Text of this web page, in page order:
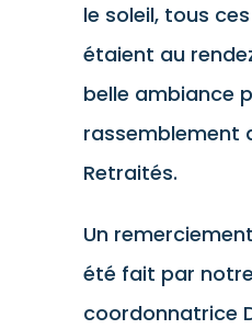
le soleil, tous
étaient au
belle ambiance
rassemblement
Retraités.
Un
été fait par
coordonnatrice